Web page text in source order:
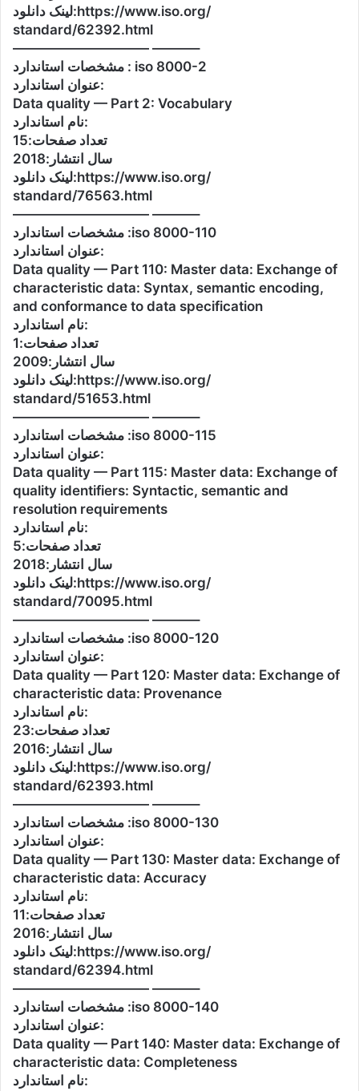
لینک دانلود:https://www.iso.org/
standard/62392.html
—————————— ———–
مشخصات استاندارد : iso 8000-2
عنوان استاندارد:
Data quality — Part 2: Vocabulary
نام استاندارد:
تعداد صفحات:15
سال انتشار:2018
لینک دانلود:https://www.iso.org/
standard/76563.html
—————————— ———–
مشخصات استاندارد :iso 8000-110
عنوان استاندارد:
Data quality — Part 110: Master data: Exchange of
characteristic data: Syntax, semantic encoding,
and conformance to data specification
نام استاندارد:
تعداد صفحات:1
سال انتشار:2009
لینک دانلود:https://www.iso.org/
standard/51653.html
—————————— ———–
مشخصات استاندارد :iso 8000-115
عنوان استاندارد:
Data quality — Part 115: Master data: Exchange of
quality identifiers: Syntactic, semantic and
resolution requirements
نام استاندارد:
تعداد صفحات:5
سال انتشار:2018
لینک دانلود:https://www.iso.org/
standard/70095.html
—————————— ———–
مشخصات استاندارد :iso 8000-120
عنوان استاندارد:
Data quality — Part 120: Master data: Exchange of
characteristic data: Provenance
نام استاندارد:
تعداد صفحات:23
سال انتشار:2016
لینک دانلود:https://www.iso.org/
standard/62393.html
—————————— ———–
مشخصات استاندارد :iso 8000-130
عنوان استاندارد:
Data quality — Part 130: Master data: Exchange of
characteristic data: Accuracy
نام استاندارد:
تعداد صفحات:11
سال انتشار:2016
لینک دانلود:https://www.iso.org/
standard/62394.html
—————————— ———–
مشخصات استاندارد :iso 8000-140
عنوان استاندارد:
Data quality — Part 140: Master data: Exchange of
characteristic data: Completeness
نام استاندارد: